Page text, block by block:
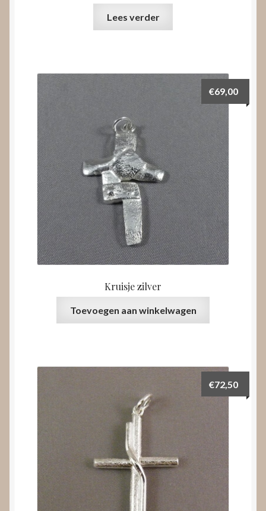
Lees verder
Kruisje zilver
€69,00
Toevoegen aan winkelwagen
€72,50